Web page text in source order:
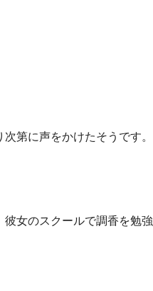
第に声をかけたそうです。
彼女のスクールで調香を勉強